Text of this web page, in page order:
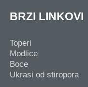
BRZI LINKOVI
Toperi
Modlice
Boce
Ukrasi od stiropora